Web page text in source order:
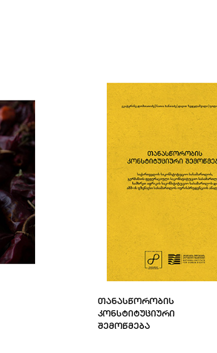
ᲗᲐᲜᲐᲡᲬᲝᲠᲝᲑᲘᲡ
ᲙᲝᲜᲡᲢᲘᲢᲣᲪᲘᲣᲠᲘ
ᲨᲔᲛᲝᲬᲛᲔᲑᲐ